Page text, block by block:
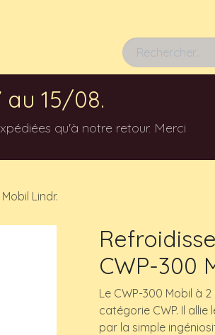
15/08.
qu'à notre retour. Merci
Lindr.
CWP-300
Le CWP-300 Mobil à
catégorie CWP. Il
par la simple